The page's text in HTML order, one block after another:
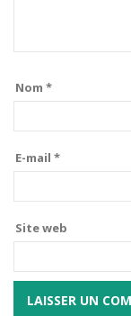
Nom *
E-mail *
Site web